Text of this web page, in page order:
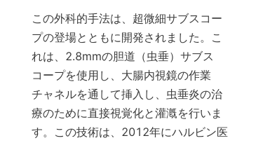
この外科的手法は、超微細サブスコー
プの登場とともに開発されました。こ
れは、2.8mmの胆道（虫垂）サブス
コープを使用し、大腸内視鏡の作業
チャネルを通して挿入し、虫垂炎の治
療のために直接視覚化と灌漑を行いま
す。この技術は、2012年にハルビン医